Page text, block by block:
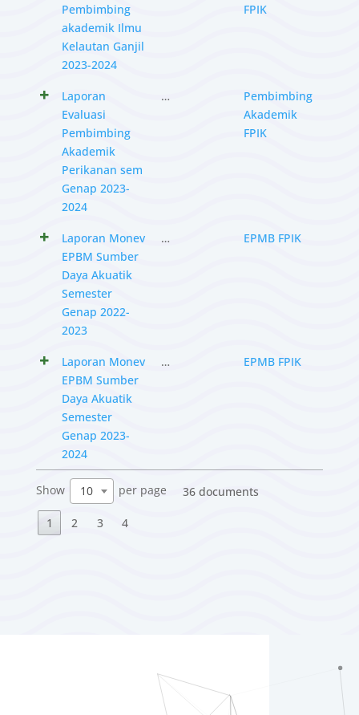
Pembimbing
akademik Ilmu
Kelautan Ganjil
2023-2024
FPIK
Laporan
Evaluasi
Pembimbing
Akademik
Perikanan sem
Genap 2023-
2024
…
Pembimbing
Akademik
FPIK
Laporan Monev
EPBM Sumber
Daya Akuatik
Semester
Genap 2022-
2023
… EPMB FPIK
Laporan Monev
EPBM Sumber
Daya Akuatik
Semester
Genap 2023-
2024
… EPMB FPIK
Show 10 per page 36 documents
1 2 3 4